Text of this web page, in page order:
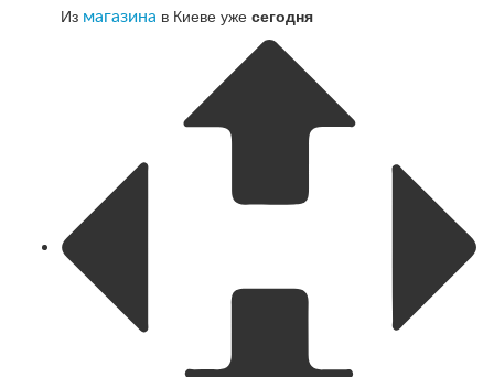
Из магазина в Киеве уже сегодня